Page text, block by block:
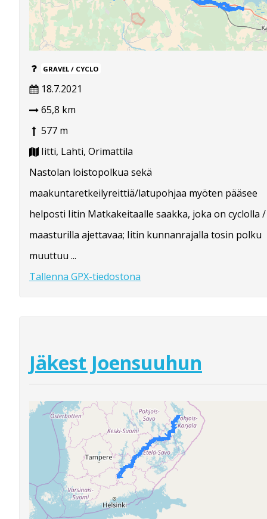
GRAVEL / CYCLO
18.7.2021
65,8 km
577 m
Iitti, Lahti, Orimattila
Nastolan loistopolkua sekä
maakuntaretkeilyreittiä/latupohjaa myöten pääsee
helposti Iitin Matkakeitaalle saakka, joka on cyclolla /
maasturilla ajettavaa; Iitin kunnanrajalla tosin polku
muuttuu ...
Tallenna GPX-tiedostona
Jäkest Joensuuhun